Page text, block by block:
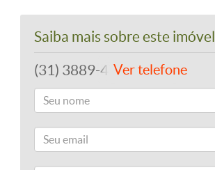
Saiba mais sobre este imóvel
(31) 3889-4765Ver telefone